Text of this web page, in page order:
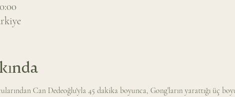
Can Dedeoğlu'yla 45 dakika boyunca, Gong’ların yarattığı üç